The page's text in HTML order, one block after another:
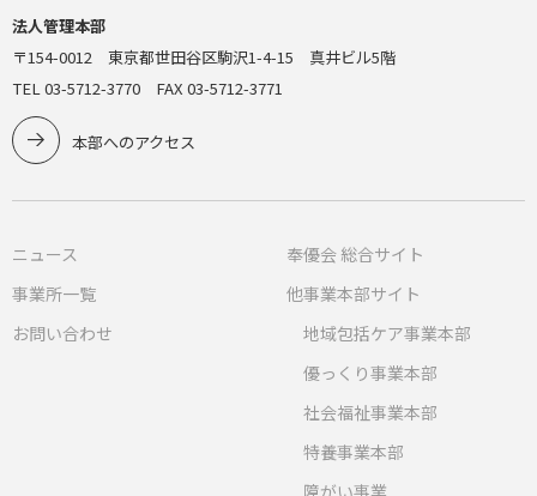
法人管理本部
〒154-0012 東京都世田谷区駒沢1-4-15 真井ビル5階
TEL 03-5712-3770 FAX 03-5712-3771
本部へのアクセス
ニュース
事業所一覧
お問い合わせ
奉優会 総合サイト
他事業本部サイト
地域包括ケア事業本部
優っくり事業本部
社会福祉事業本部
特養事業本部
障がい事業